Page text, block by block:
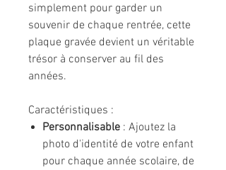
simplement pour garder un
souvenir de chaque rentrée, cette
plaque gravée devient un véritable
trésor à conserver au fil des
années.
Caractéristiques :
Personnalisable : Ajoutez la
photo d'identité de votre enfant
pour chaque année scolaire, de